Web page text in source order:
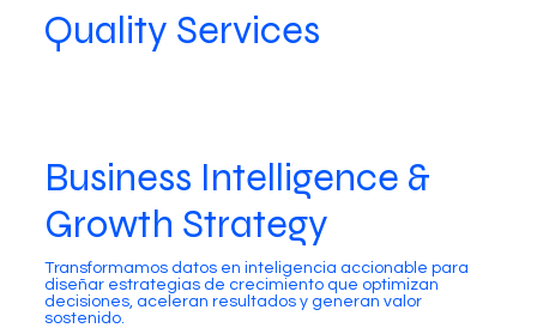
Quality Services
Business Intelligence &
Growth Strategy
Transformamos datos en inteligencia accionable para
diseñar estrategias de crecimiento que optimizan
decisiones, aceleran resultados y generan valor
sostenido.